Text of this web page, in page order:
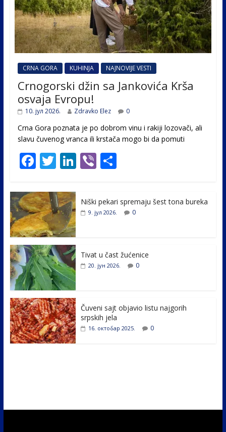
CRNA GORA KUHINJA NAJNOVIJE VESTI
Crnogorski džin sa Jankovića Krša
osvaja Evropu!
10. јул 2026. Zdravko Elez 0
Crna Gora poznata je po dobrom vinu i rakiji lozovači, ali
slavu čuvenog vranca ili krstača mogo bi da pomuti
F
e
b
o
o
k
T
itt
er
Li
e
Vi
er
S
e
Niški pekari spremaju šest tona bureka
9. јул 2026. 0
Tivat u čast žućenice
20. јун 2026. 0
Čuveni sajt objavio listu najgorih
srpskih jela
16. октобар 2025. 0